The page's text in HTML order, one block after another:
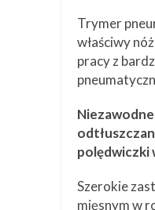
Trymer
właściwy
pracy z
polędwiczki
Szerokie
mięsnym w